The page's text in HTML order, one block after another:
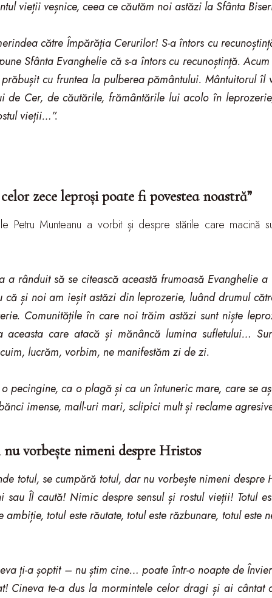
vieții veșnice, ceea ce căutăm noi astăzi la Sfânta
către Împărăția Cerurilor! S-a întors cu
Sfânta Evanghelie că s-a întors cu recunoștință.
cu fruntea la pulberea pământului. Mântuitorul
de Cer, de căutările, frământările lui acolo în
vieții…”.
zece leproși poate fi povestea noastră”
Petru Munteanu a vorbit și despre stările care macină
rânduit să se citească această frumoasă Evanghelie
că și noi am ieșit astăzi din leprozerie, luând drumul
Comunitățile în care noi trăim astăzi sunt niște
aceasta care atacă și mănâncă lumina sufletului…
lucrăm, vorbim, ne manifestăm zi de zi.
pecingine, ca o plagă și ca un întuneric mare, care se
imense, mall-uri mari, sclipici mult și reclame
vorbește nimeni despre Hristos
totul, se cumpără totul, dar nu vorbește nimeni despre
sau Îl caută! Nimic despre sensul și rostul vieții! Totul
ambiție, totul este răutate, totul este răzbunare, totul
ți-a șoptit – nu știm cine… poate într-o noapte de
Cineva te-a dus la mormintele celor dragi și ai cântat